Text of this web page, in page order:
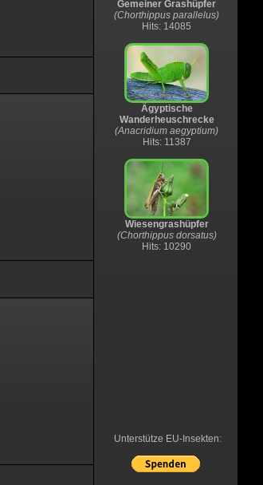
Gemeiner Grashüpfer
(Chorthippus parallelus)
Hits: 14085
Ägyptische
Wanderheuschrecke
(Anacridium aegyptium)
Hits: 11387
Wiesengrashüpfer
(Chorthippus dorsatus)
Hits: 10290
Unterstütze EU-Insekten: